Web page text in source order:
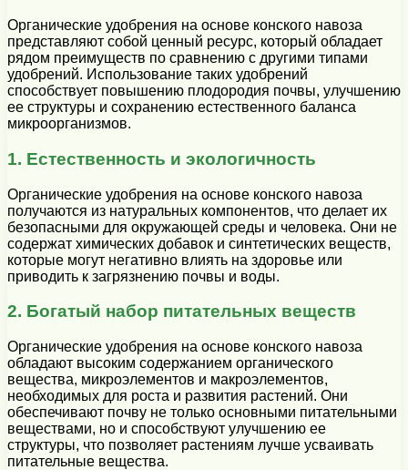
Органические удобрения на основе конского навоза
представляют собой ценный ресурс, который обладает
рядом преимуществ по сравнению с другими типами
удобрений. Использование таких удобрений
способствует повышению плодородия почвы, улучшению
ее структуры и сохранению естественного баланса
микроорганизмов.
1. Естественность и экологичность
Органические удобрения на основе конского навоза
получаются из натуральных компонентов, что делает их
безопасными для окружающей среды и человека. Они не
содержат химических добавок и синтетических веществ,
которые могут негативно влиять на здоровье или
приводить к загрязнению почвы и воды.
2. Богатый набор питательных веществ
Органические удобрения на основе конского навоза
обладают высоким содержанием органического
вещества, микроэлементов и макроэлементов,
необходимых для роста и развития растений. Они
обеспечивают почву не только основными питательными
веществами, но и способствуют улучшению ее
структуры, что позволяет растениям лучше усваивать
питательные вещества.